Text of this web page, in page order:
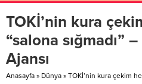
TOKİ’nin kura
“salona sığmadı”
Ajansı
Anasayfa » Dünya » TOKİ’nin kura çekim